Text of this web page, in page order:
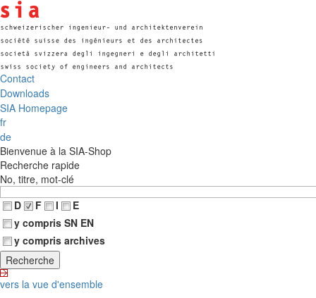
Contact
Downloads
SIA Homepage
fr
de
Bienvenue à la SIA-Shop
Recherche rapide
No, titre, mot-clé
D
F I
E
y compris SN EN
y compris archives
vers la vue d'ensemble